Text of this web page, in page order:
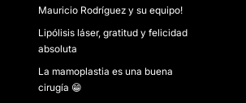
Mauricio Rodríguez y su equipo!
Lipólisis láser, gratitud y felicidad
absoluta
La mamoplastia es una buena
cirugía 😁